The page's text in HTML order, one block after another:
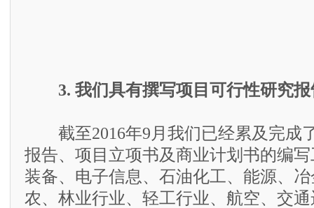
3. 我们具有撰写项目可行性研究
截至2016年9月我们已经累及完成
报告、项目立项书及商业计划书的编
装备、电子信息、石油化工、能源、
农、林业行业、轻工行业、航空、交